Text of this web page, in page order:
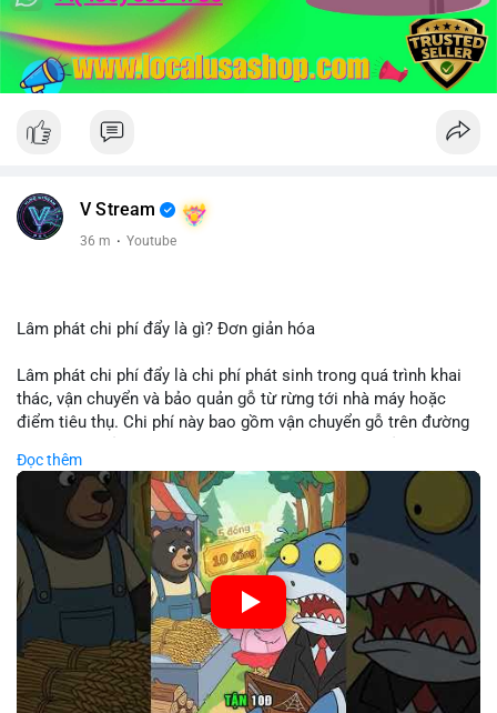
V Stream
36 m · Youtube
Lâm phát chi phí đẩy là gì? Đơn giản hóa
Lâm phát chi phí đẩy là chi phí phát sinh trong quá trình khai
thác, vận chuyển và bảo quản gỗ từ rừng tới nhà máy hoặc
điểm tiêu thụ. Chi phí này bao gồm vận chuyển gỗ trên đường
điều kiện địa hình. Việc hiểu rõ chi phí đẩy giúp doanh nghiệp
lâm nghiệp tối ưu hoá chuỗi cung ứng và kiểm soát lợi nhuận.
🎥 Xem video trực tiếp tại:
Nguồn: Cú Thông Thái
Đọc thêm